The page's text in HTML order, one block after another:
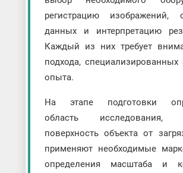
регистрацию изображений,
данных и интерпретацию
Каждый из них требует
подхода,
опыта.
На этапе подготовки
область исследования,
поверхность объекта от
применяют необходимые
определения масштаба и